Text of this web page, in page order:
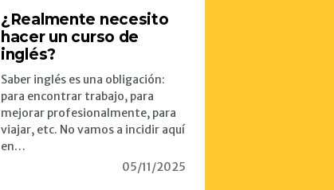
¿Realmente necesito
hacer un curso de
inglés?
05/11/2025
Saber inglés es una obligación:
para encontrar trabajo, para
mejorar profesionalmente, para
viajar, etc. No vamos a incidir aquí
en…